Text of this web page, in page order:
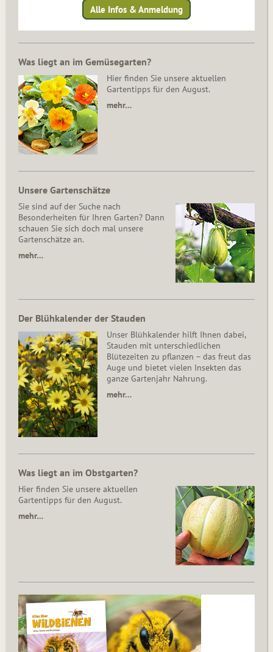
Alle Infos & Anmeldung
Was liegt an im Gemüsegarten?
Hier finden Sie unsere aktuellen
Gartentipps für den August.
mehr…
Unsere Gartenschätze
Sie sind auf der Suche nach
Besonderheiten für Ihren Garten? Dann
schauen Sie sich doch mal unsere
Gartenschätze an.
mehr…
Der Blühkalender der Stauden
Unser Blühkalender hilft Ihnen dabei,
Stauden mit unterschiedlichen
Blütezeiten zu pflanzen – das freut das
Auge und bietet vielen Insekten das
ganze Gartenjahr Nahrung.
mehr…
Was liegt an im Obstgarten?
Hier finden Sie unsere aktuellen
Gartentipps für den August.
mehr…